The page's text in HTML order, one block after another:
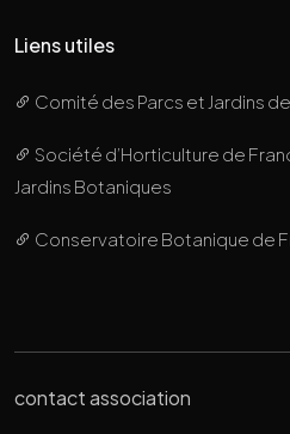
Liens utiles
Comité des Parcs et Jardins
Société d’Horticulture de
Jardins Botaniques
Conservatoire Botanique de
contact association